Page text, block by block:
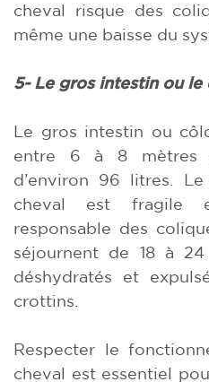
cheval risque des
même une baisse du
5- Le gros intestin ou le
Le gros intestin ou
entre 6 à 8 mètres
d’environ 96 litres.
cheval est fragile
responsable des
séjournent de 18 à
déshydratés et
crottins.
Respecter le
cheval est essentiel